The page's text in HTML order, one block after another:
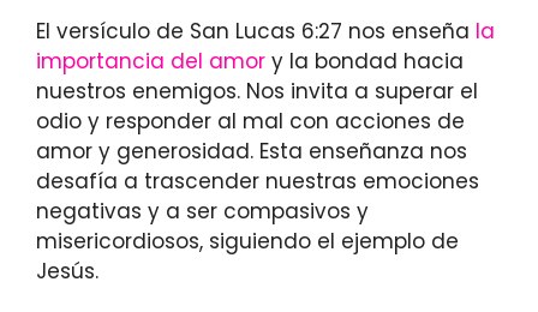
El versículo de San Lucas 6:27 nos enseña la
importancia del amor y la bondad hacia
nuestros enemigos. Nos invita a superar el
odio y responder al mal con acciones de
amor y generosidad. Esta enseñanza nos
desafía a trascender nuestras emociones
negativas y a ser compasivos y
misericordiosos, siguiendo el ejemplo de
Jesús.